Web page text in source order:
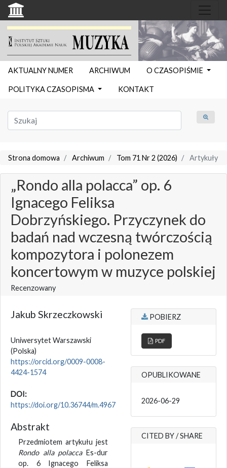
AKTUALNY NUMER ARCHIWUM O CZASOPIŚMIE
POLITYKA CZASOPISMA KONTAKT
Strona domowa Archiwum Tom 71 Nr 2 (2026) Artykuły
„Rondo alla polacca” op. 6
Ignacego Feliksa
Dobrzyńskiego. Przyczynek do
badań nad wczesną twórczością
kompozytora i polonezem
koncertowym w muzyce polskiej
Recenzowany
Jakub Skrzeczkowski
Uniwersytet Warszawski
(Polska)
https://orcid.org/0009-0008-
4424-1574
DOI:
https://doi.org/10.36744/m.4967
Abstrakt
Przedmiotem artykułu jest
Rondo alla polaccaEs-dur
op. 6 Ignacego Feliksa
POBIERZ
PDF
OPUBLIKOWANE
2026-06-29
CITED BY / SHARE